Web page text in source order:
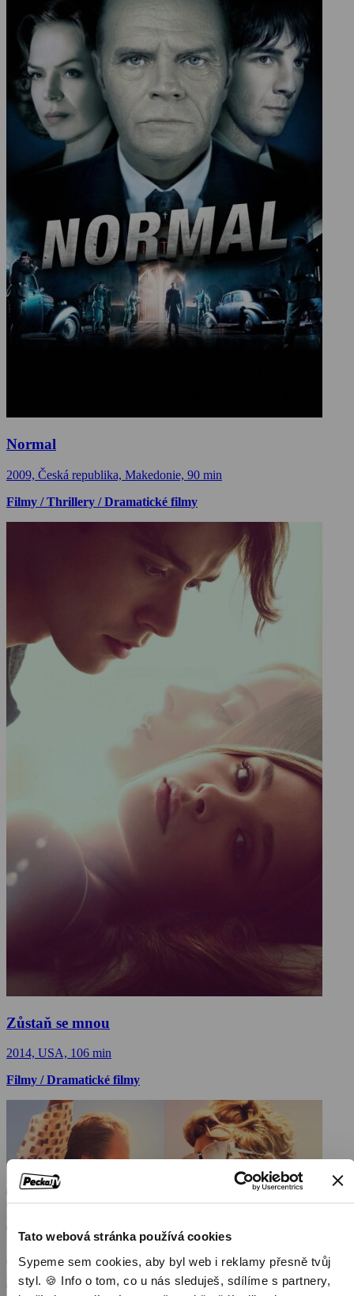
Tato webová stránka používá cookies
Sypeme sem cookies, aby byl web i reklamy přesně tvůj
styl. 🍪 Info o tom, co u nás sleduješ, sdílíme s partnery,
Normal
2009, Česká republika, Makedonie, 90 min
Filmy / Thrillery / Dramatické filmy
Zůstaň se mnou
2014, USA, 106 min
Filmy / Dramatické filmy